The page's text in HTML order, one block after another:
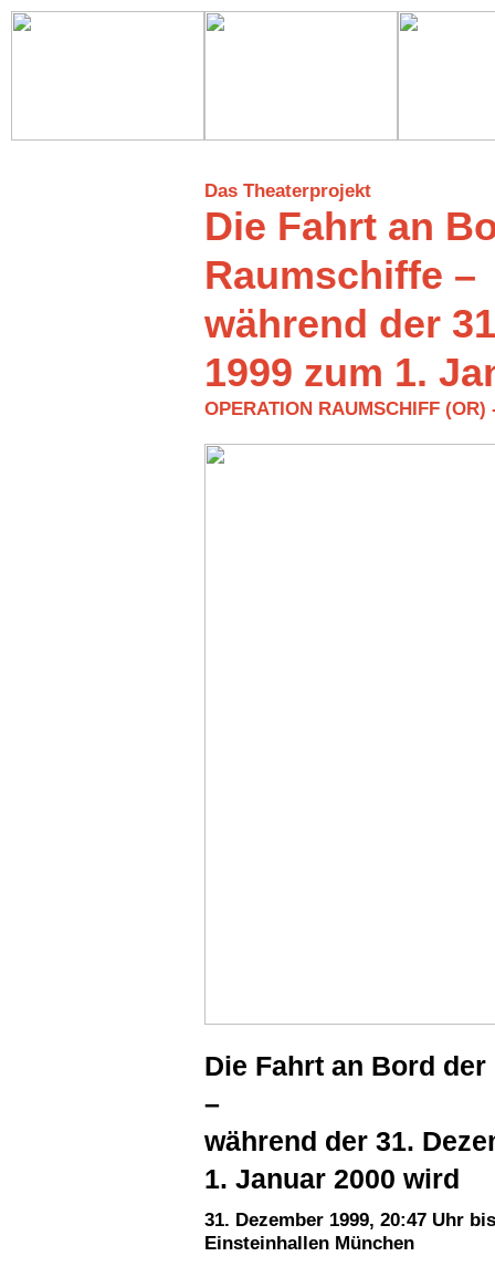
Das Theaterprojekt
Die Fahrt an
Raumschiffe –
während der
1999 zum 1.
OPERATION RAUMSCHIFF
Die Fahrt an Bord
–
während der 31.
1. Januar 2000 wird
31. Dezember 1999, 20:47 Uhr
Einsteinhallen München